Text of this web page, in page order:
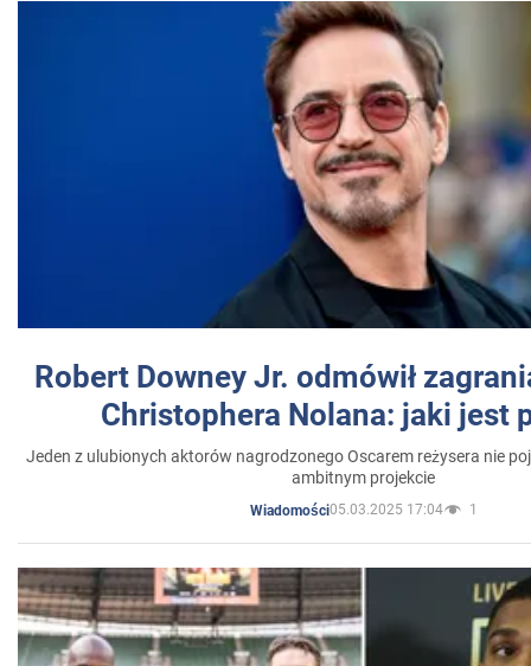
Robert Downey Jr. odmówił
Christophera Nolana: jaki jest
Jeden z ulubionych aktorów nagrodzonego Oscarem reżysera nie
ambitnym projekcie
Wiadomości05.03.2025 17:04 1